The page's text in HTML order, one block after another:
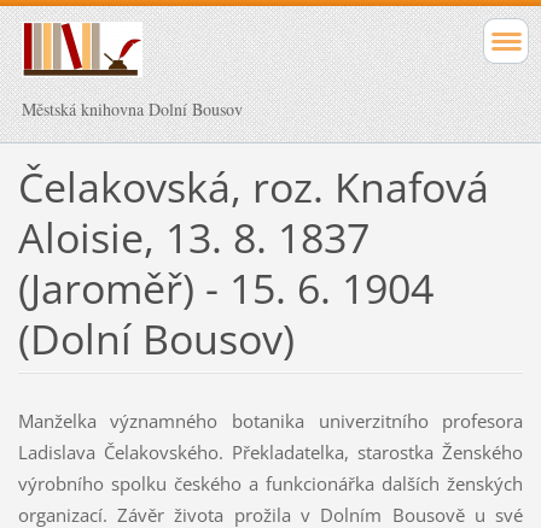
Městská knihovna Dolní Bousov
Čelakovská, roz. Knafová
Aloisie, 13. 8. 1837
(Jaroměř) - 15. 6. 1904
(Dolní Bousov)
Manželka významného botanika univerzitního profesora
Ladislava Čelakovského. Překladatelka, starostka Ženského
výrobního spolku českého a funkcionářka dalších ženských
organizací. Závěr života prožila v Dolním Bousově u své